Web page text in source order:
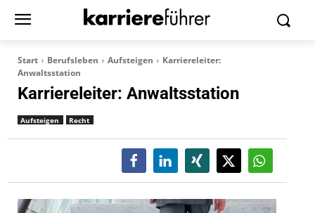
Start Berufsleben Aufsteigen
Karriereleiter:
Anwaltsstation
Karriereleiter: Anwaltsstation
Aufsteigen Recht